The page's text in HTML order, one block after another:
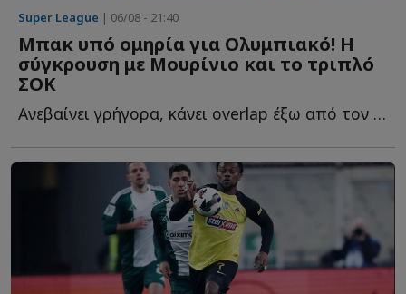
Super League | 06/08 - 21:40
Μπακ υπό ομηρία για Ολυμπιακό! Η
σύγκρουση με Μουρίνιο και το τριπλό
ΣΟΚ
Ανεβαίνει γρήγορα, κάνει overlap έξω από τον εξτρέμ, πατά σ...